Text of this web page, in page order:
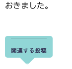
おきました。
関連する投稿